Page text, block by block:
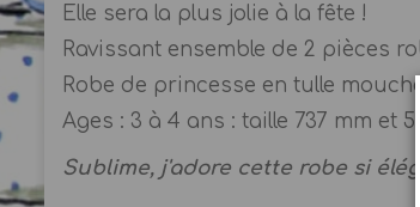
Elle sera la plus jolie à la fête !
Ravissant ensemble de 2 pièces
Robe de princesse en tulle
Ages : 3 à 4 ans : taille 737 mm et 5
Sublime, j'adore cette robe si